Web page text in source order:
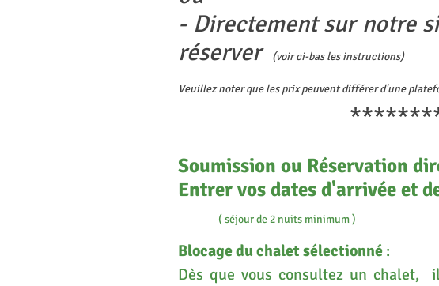
- Directement sur notre
réserver
(voir ci-bas les instructions)
Veuillez noter que les prix peuvent différer d'une
Soumission ou Réservation
Entrer vos dates d'arrivée et
( séjour de 2 nuits minimum )
Blocage du chalet sélectionné :
Dès que vous consultez un chalet,